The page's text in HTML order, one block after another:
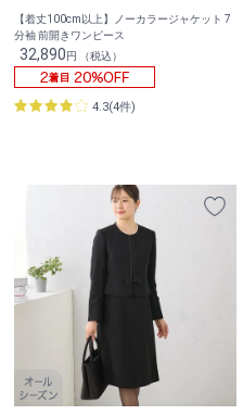
【着丈100cm以上】ノーカラージャケット 7
分袖 前開きワンピース
32,890円 （税込）
4.3(4件)